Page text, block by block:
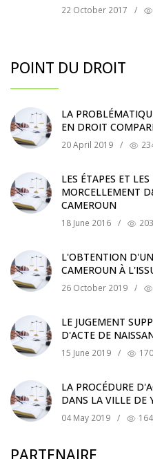
22 October 2017 /
POINT DU DROIT
LA
EN DROIT
20 April 2019 /
LES ÉTAPES ET
MORCELLEMENT
CAMEROUN
18 June 2016 /
L'OBTENTION
CAMEROUN À
26 October 2019 /
LE JUGEMENT
D'ACTE DE
15 June 2019 /
LA PROCÉDURE
DANS LA VILLE DE
04 May 2019 /
PARTENAIRE